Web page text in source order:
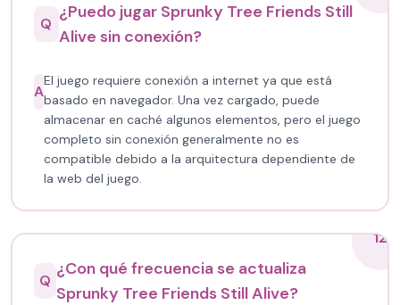
Q
¿Puedo jugar Sprunky Tree Friends Still
Alive sin conexión?
A
El juego requiere conexión a internet ya que está
basado en navegador. Una vez cargado, puede
almacenar en caché algunos elementos, pero el juego
completo sin conexión generalmente no es
compatible debido a la arquitectura dependiente de
la web del juego.
12
Q
¿Con qué frecuencia se actualiza
Sprunky Tree Friends Still Alive?